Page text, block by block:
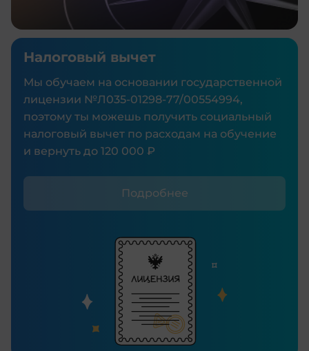
Налоговый вычет
Мы обучаем на основании государственной
лицензии №Л035‑01298‑77/00554994,
поэтому ты можешь получить социальный
налоговый вычет по расходам на обучение
и вернуть до 120 000 ₽
Подробнее